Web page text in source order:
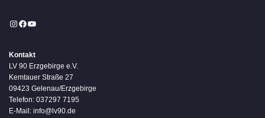
Instagram
Facebook
YouTube
Kontakt
LV 90 Erzgebirge e.V.
Kemtauer Straße 27
09423 Gelenau/Erzgebirge
Telefon: 037297 7195
E-Mail: info@lv90.de